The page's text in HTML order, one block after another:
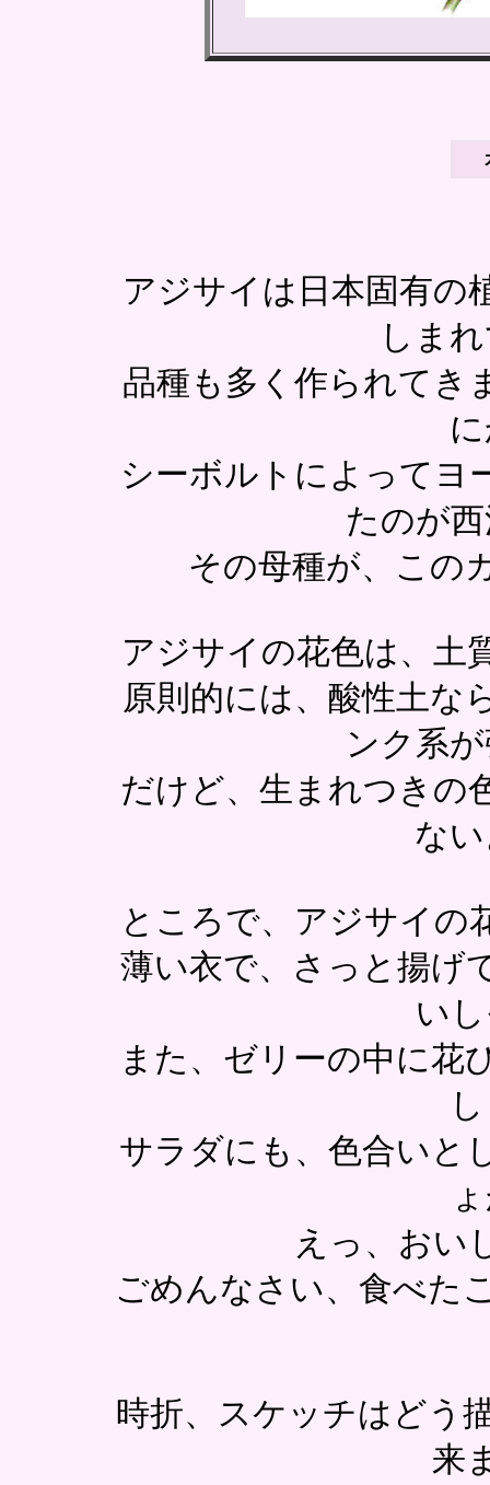
アジサイは日本固有の
しま
品種も多く作られてき
シーボルトによってヨ
たのが
その母種が、この
アジサイの花色は、土
原則的には、酸性土な
ンク系
だけど、生まれつきの
な
ところで、アジサイ
薄い衣で、さっと揚げ
い
また、ゼリーの中に花
サラダにも、色合いと
えっ、おい
ごめんなさい、食べ
時折、スケッチはどう
来